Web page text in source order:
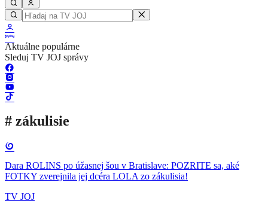
Aktuálne populárne
Sleduj TV JOJ správy
# zákulisie
Dara ROLINS po úžasnej šou v Bratislave: POZRITE sa, aké
FOTKY zverejnila jej dcéra LOLA zo zákulisia!
TV JOJ